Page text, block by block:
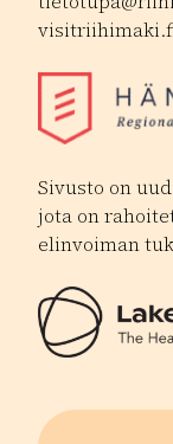
Sivusto on
jota on
elinvoiman